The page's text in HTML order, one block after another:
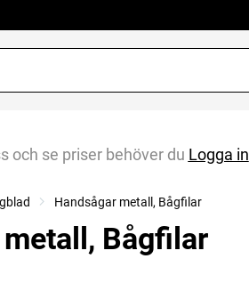
och se priser behöver du Logga in
Handsågar metall, Bågfilar
Bågfilar